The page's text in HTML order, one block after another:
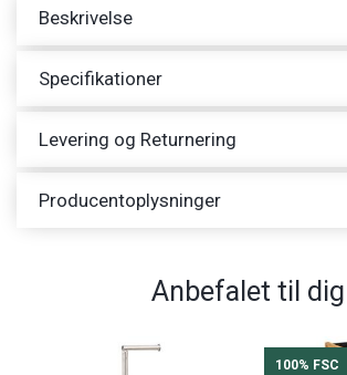
Beskrivelse
Specifikationer
Levering og Returnering
Producentoplysninger
Anbefalet til dig
100% FSC